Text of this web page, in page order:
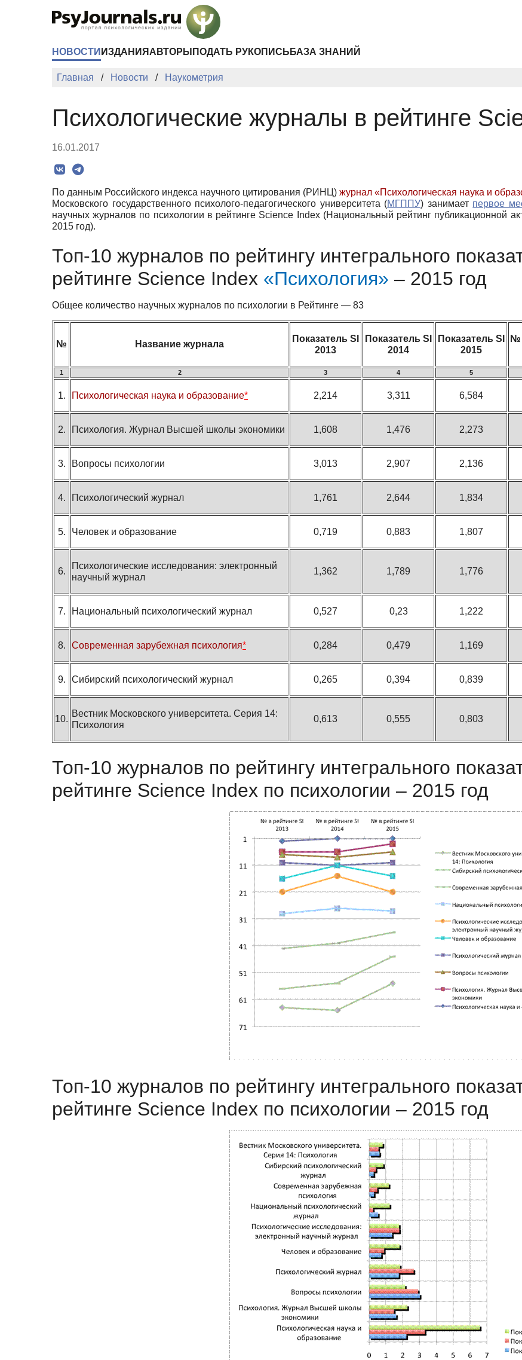
НОВОСТИ ИЗДАНИЯ АВТОРЫ ПОДАТЬ РУКОПИСЬ БАЗА ЗНАНИЙ
Главная Новости Наукометрия
Психологические журналы в рейтинге
16.01.2017
По данным Российского индекса научного цитирования (РИНЦ) журнал «Психологическая наука и
Московского государственного психолого-педагогического университета (МГППУ) занимает первое
научных журналов по психологии в рейтинге Science Index (Национальный рейтинг публикационной
2015 год).
Топ-10 журналов по рейтингу интегрального
рейтинге Science Index «Психология» – 2015 год
Общее количество научных журналов по психологии в Рейтинге — 83
№ Название журнала
Показатель SI
2013
Показатель SI
2014
Показатель SI
2015
№
1 2 3 4 5
1. Психологическая наука и образование* 2,214 3,311 6,584
2. Психология. Журнал Высшей школы экономики 1,608 1,476 2,273
3. Вопросы психологии 3,013 2,907 2,136
4. Психологический журнал 1,761 2,644 1,834
5. Человек и образование 0,719 0,883 1,807
6.
Психологические исследования: электронный
научный журнал
1,362 1,789 1,776
7. Национальный психологический журнал 0,527 0,23 1,222
8. Современная зарубежная психология* 0,284 0,479 1,169
9. Сибирский психологический журнал 0,265 0,394 0,839
10.
Вестник Московского университета. Серия 14:
Психология
0,613 0,555 0,803
Топ-10 журналов по рейтингу интегрального
рейтинге Science Index по психологии – 2015 год
Топ-10 журналов по рейтингу интегрального
рейтинге Science Index по психологии – 2015 год